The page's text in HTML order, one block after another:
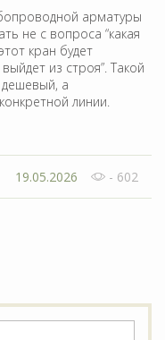
арматуры
не с вопроса “какая
кран будет
из строя”. Такой
а
линии.
19.05.2026 - 602